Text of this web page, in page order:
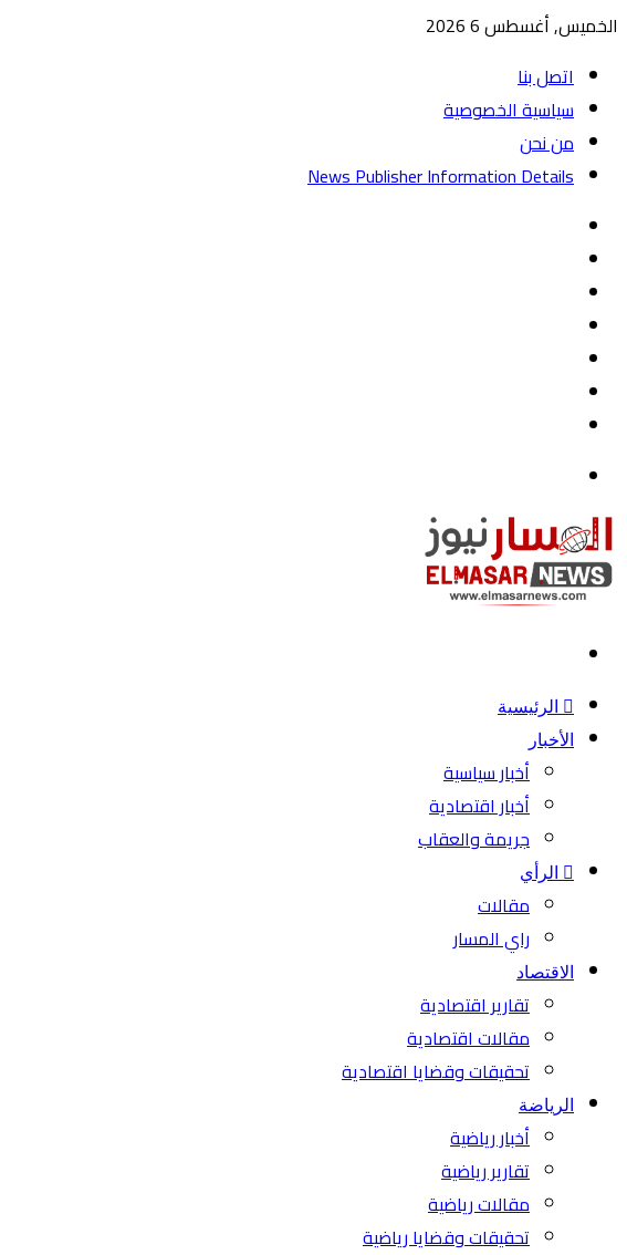
الخميس, أغسطس 6 2026
اتصل بنا
سياسية الخصوصية
من نحن
News Publisher Information Details
الرئيسية
الأخبار
أخبار سياسية
أخبار اقتصادية
جريمة والعقاب
الرأي
مقالات
راي المسار
الاقتصاد
تقارير اقتصادية
مقالات اقتصادية
تحقيقات وقضايا اقتصادية
الرياضة
أخبار رياضية
تقارير رياضية
مقالات رياضية
تحقيقات وقضايا رياضية